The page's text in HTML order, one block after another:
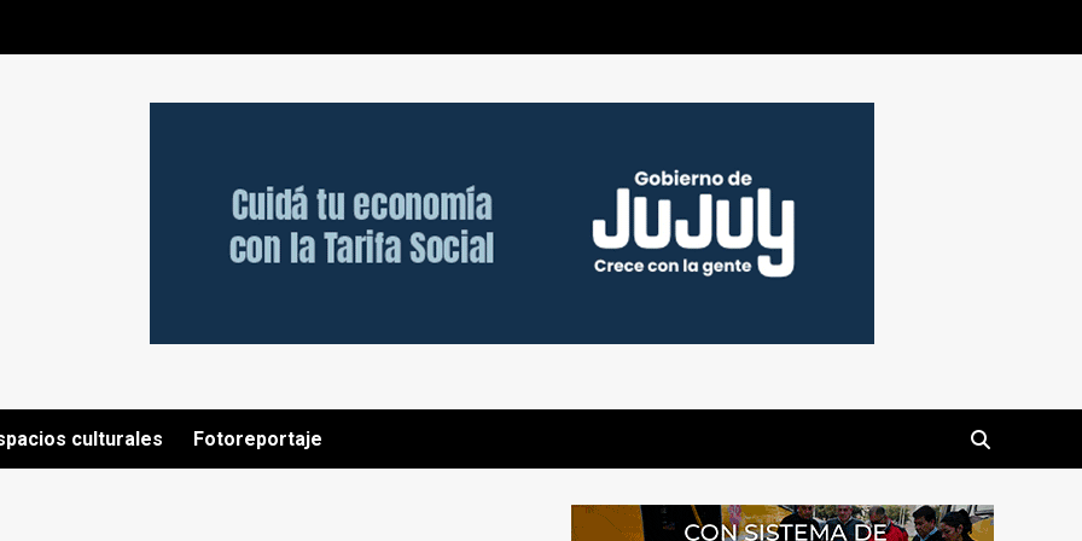
culturales Fotoreportaje